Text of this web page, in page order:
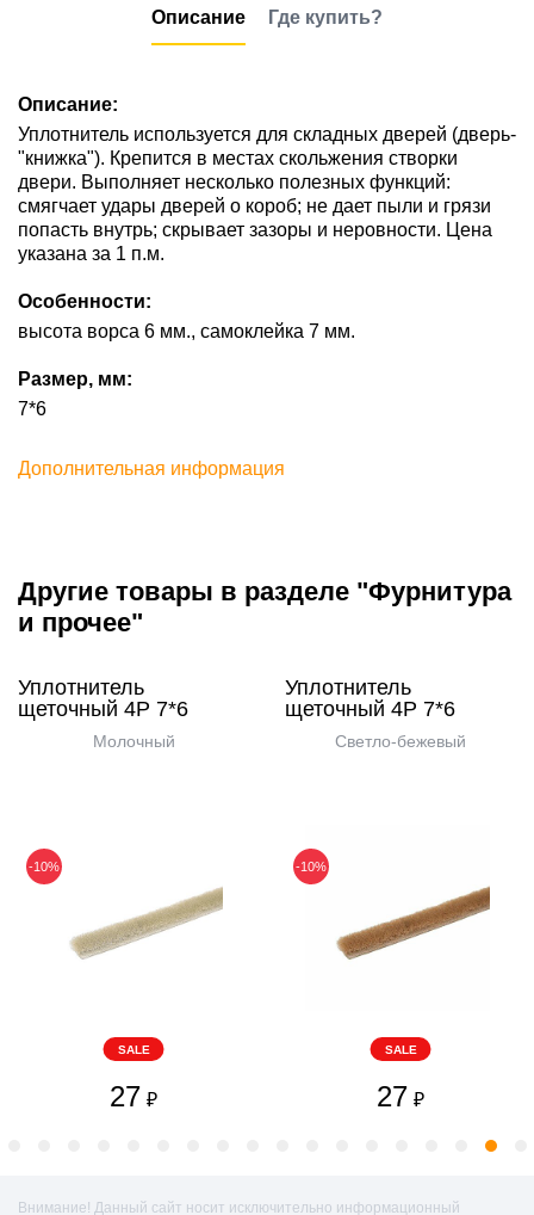
Описание Где купить?
Описание:
Уплотнитель используется для складных дверей (дверь-
"книжка"). Крепится в местах скольжения створки
двери. Выполняет несколько полезных функций:
смягчает удары дверей о короб; не дает пыли и грязи
попасть внутрь; скрывает зазоры и неровности. Цена
указана за 1 п.м.
Особенности:
высота ворса 6 мм., самоклейка 7 мм.
Размер, мм:
7*6
Дополнительная информация
Другие товары в разделе "Фурнитура
и прочее"
Уплотнитель
щеточный 4Р 7*6
Молочный
-10%
SALE
27 ₽
Уплотнитель
щеточный 4Р 7*6
Светло-бежевый
-10%
SALE
27 ₽
Внимание! Данный сайт носит исключительно информационный